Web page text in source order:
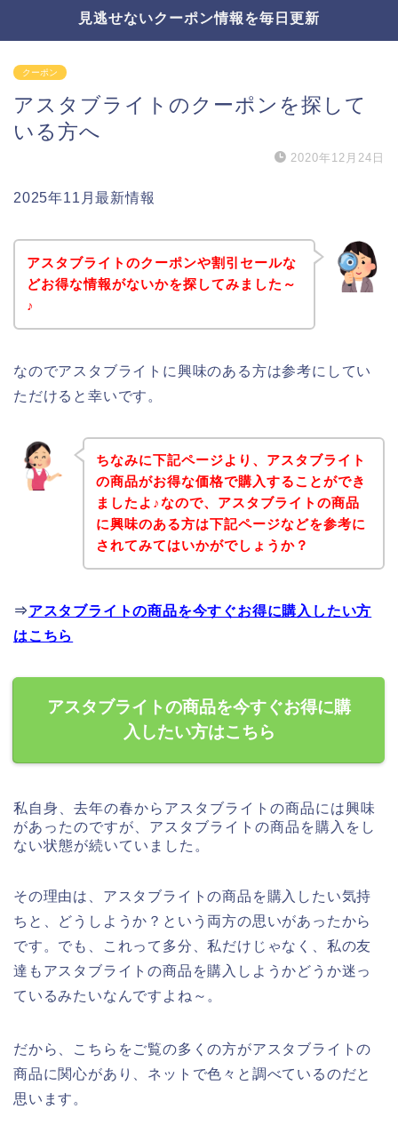
見逃せないクーポン情報を毎日更新
クーポン
アスタブライトのクーポンを探して
いる方へ
2020年12月24日
2025年11月最新情報
アスタブライトのクーポンや割引セールな
どお得な情報がないかを探してみました～
♪
なのでアスタブライトに興味のある方は参考にしてい
ただけると幸いです。
ちなみに下記ページより、アスタブライト
の商品がお得な価格で購入することができ
ましたよ♪なので、アスタブライトの商品
に興味のある方は下記ページなどを参考に
されてみてはいかがでしょうか？
⇒アスタブライトの商品を今すぐお得に購入したい方
はこちら
アスタブライトの商品を今すぐお得に購
入したい方はこちら
私自身、去年の春からアスタブライトの商品には興味
があったのですが、アスタブライトの商品を購入をし
ない状態が続いていました。
その理由は、アスタブライトの商品を購入したい気持
ちと、どうしようか？という両方の思いがあったから
です。でも、これって多分、私だけじゃなく、私の友
達もアスタブライトの商品を購入しようかどうか迷っ
ているみたいなんですよね～。
だから、こちらをご覧の多くの方がアスタブライトの
商品に関心があり、ネットで色々と調べているのだと
思います。